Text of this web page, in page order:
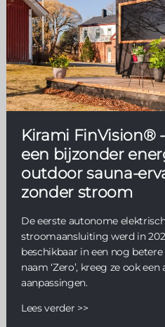
Kirami FinVision®
een bijzonder
outdoor sauna-
zonder stroom
De eerste autonome
stroomaansluiting werd in
beschikbaar in een nog
naam ‘Zero’, kreeg ze ook
aanpassingen.
Lees verder >>